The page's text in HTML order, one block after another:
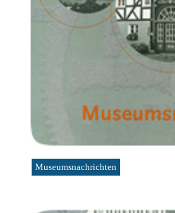
Museumsnachrichten